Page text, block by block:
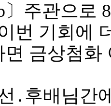
〕주관으로
번 기회에
면 금상첨화
․후배님간